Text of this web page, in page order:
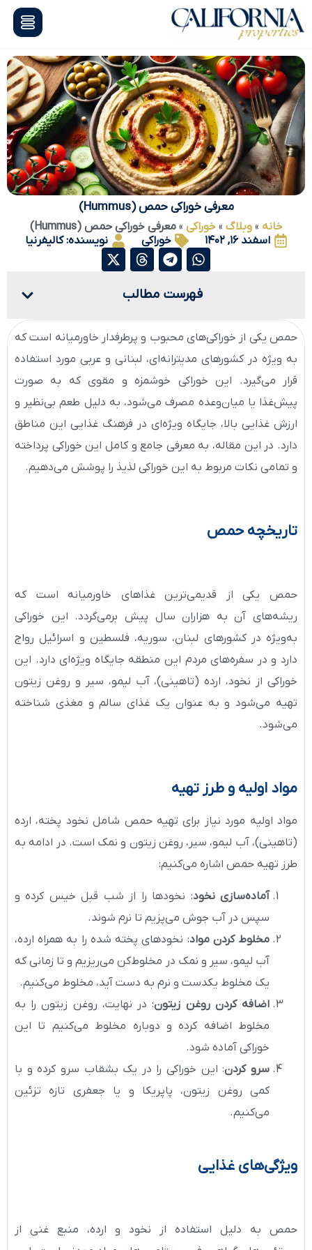
معرفی خوراکی حمص (Hummus)
خانه » وبلاگ» خوراکی» معرفی خوراکی حمص (Hummus)
اسفند ۱۶, ۱۴۰۲
خوراکی نویسنده:کالیفرنیا
فهرست مطالب
حمص یکی از خوراکی‌های محبوب و پرطرفدار خاورمیانه است که
به ویژه در کشورهای مدیترانه‌ای، لبنانی و عربی مورد استفاده
قرار می‌گیرد. این خوراکی خوشمزه و مقوی که به صورت
پیش‌غذا یا میان‌وعده مصرف می‌شود، به دلیل طعم بی‌نظیر و
ارزش غذایی بالا، جایگاه ویژه‌ای در فرهنگ غذایی این مناطق
دارد. در این مقاله، به معرفی جامع و کامل این خوراکی پرداخته
و تمامی نکات مربوط به این خوراکی لذیذ را پوشش می‌دهیم.
تاریخچه حمص
حمص یکی از قدیمی‌ترین غذاهای خاورمیانه است که
ریشه‌های آن به هزاران سال پیش برمی‌گردد. این خوراکی
به‌ویژه در کشورهای لبنان، سوریه، فلسطین و اسرائیل رواج
دارد و در سفره‌های مردم این منطقه جایگاه ویژه‌ای دارد. این
خوراکی از نخود، ارده (تاهینی)، آب لیمو، سیر و روغن زیتون
تهیه می‌شود و به عنوان یک غذای سالم و مغذی شناخته
می‌شود.
مواد اولیه و طرز تهیه
مواد اولیه مورد نیاز برای تهیه حمص شامل نخود پخته، ارده
(تاهینی)، آب لیمو، سیر، روغن زیتون و نمک است. در ادامه به
طرز تهیه حمص اشاره می‌کنیم:
آماده‌سازی نخود: نخودها را از شب قبل خیس کرده و
سپس در آب جوش می‌پزیم تا نرم شوند.
مخلوط کردن مواد: نخودهای پخته شده را به همراه ارده،
آب لیمو، سیر و نمک در مخلوط‌کن می‌ریزیم و تا زمانی که
یک مخلوط یکدست و نرم به دست آید، مخلوط می‌کنیم.
اضافه کردن روغن زیتون: در نهایت، روغن زیتون را به
مخلوط اضافه کرده و دوباره مخلوط می‌کنیم تا این
خوراکی آماده شود.
سرو کردن: این خوراکی را در یک بشقاب سرو کرده و با
کمی روغن زیتون، پاپریکا و یا جعفری تازه تزئین
می‌کنیم.
ویژگی‌های غذایی
حمص به دلیل استفاده از نخود و ارده، منبع غنی از